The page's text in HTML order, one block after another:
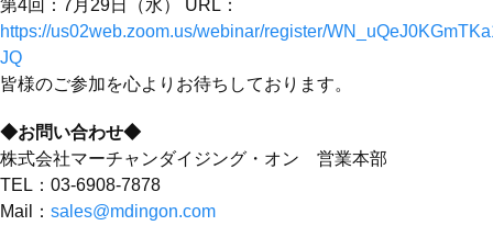
第4回：7月29日（水） URL：
https://us02web.zoom.us/webinar/register/
JQ
皆様のご参加を心よりお待ちしております。
◆お問い合わせ◆
株式会社マーチャンダイジング・オン 営業本部
TEL：03-6908-7878
Mail： sales@mdingon.com